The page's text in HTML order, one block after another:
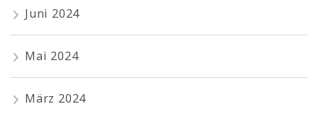
Juni 2024
Mai 2024
März 2024